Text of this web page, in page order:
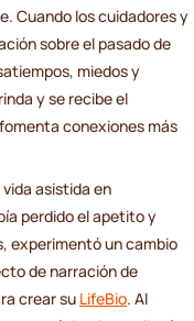
Cuando los cuidadores y
sobre el pasado de
miedos y
y se recibe el
conexiones más
asistida en
perdido el apetito y
experimentó un cambio
de narración de
crear su LifeBio. Al